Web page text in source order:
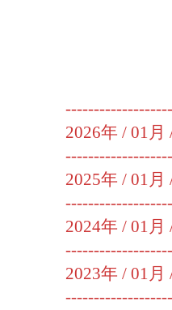
2026年 / 01月
2025年 / 01月
2024年 / 01月
2023年 / 01月